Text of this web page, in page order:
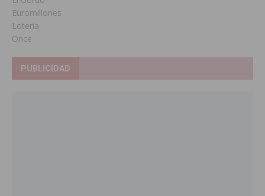
Euromillones
Loteria
Once
PUBLICIDAD